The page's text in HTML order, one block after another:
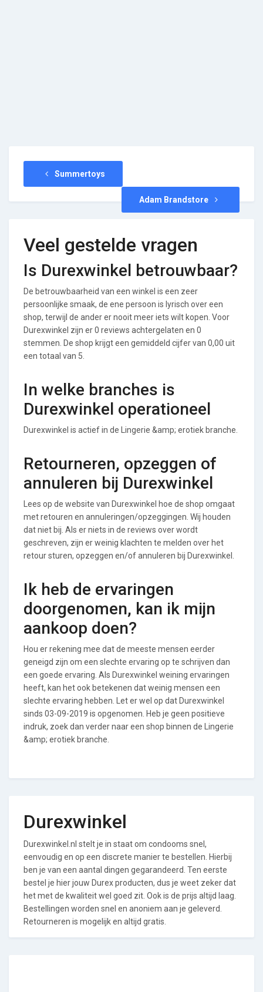
Summertoys
Adam Brandstore
Veel gestelde vragen
Is Durexwinkel betrouwbaar?
De betrouwbaarheid van een winkel is een zeer
persoonlijke smaak, de ene persoon is lyrisch over een
shop, terwijl de ander er nooit meer iets wilt kopen. Voor
Durexwinkel zijn er 0 reviews achtergelaten en 0
stemmen. De shop krijgt een gemiddeld cijfer van 0,00 uit
een totaal van 5.
In welke branches is
Durexwinkel operationeel
Durexwinkel is actief in de Lingerie &amp; erotiek branche.
Retourneren, opzeggen of
annuleren bij Durexwinkel
Lees op de website van Durexwinkel hoe de shop omgaat
met retouren en annuleringen/opzeggingen. Wij houden
dat niet bij. Als er niets in de reviews over wordt
geschreven, zijn er weinig klachten te melden over het
retour sturen, opzeggen en/of annuleren bij Durexwinkel.
Ik heb de ervaringen
doorgenomen, kan ik mijn
aankoop doen?
Hou er rekening mee dat de meeste mensen eerder
geneigd zijn om een slechte ervaring op te schrijven dan
een goede ervaring. Als Durexwinkel weining ervaringen
heeft, kan het ook betekenen dat weinig mensen een
slechte ervaring hebben. Let er wel op dat Durexwinkel
sinds 03-09-2019 is opgenomen. Heb je geen positieve
indruk, zoek dan verder naar een shop binnen de Lingerie
&amp; erotiek branche.
Durexwinkel
Durexwinkel.nl stelt je in staat om condooms snel,
eenvoudig en op een discrete manier te bestellen. Hierbij
ben je van een aantal dingen gegarandeerd. Ten eerste
bestel je hier jouw Durex producten, dus je weet zeker dat
het met de kwaliteit wel goed zit. Ook is de prijs altijd laag.
Bestellingen worden snel en anoniem aan je geleverd.
Retourneren is mogelijk en altijd gratis.